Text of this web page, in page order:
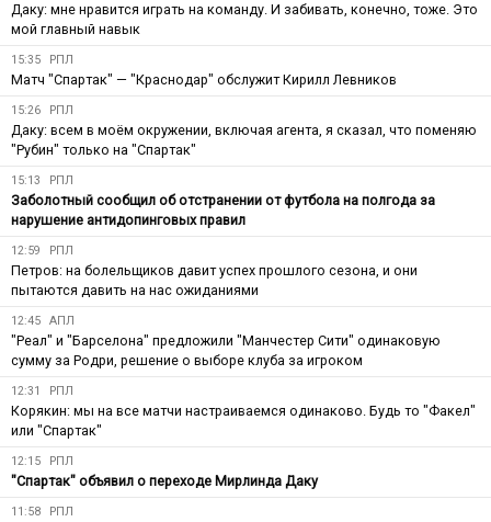
Даку: мне нравится играть на команду. И забивать, конечно, тоже. Это
мой главный навык
15:35 РПЛ
Матч "Спартак" — "Краснодар" обслужит Кирилл Левников
15:26 РПЛ
Даку: всем в моём окружении, включая агента, я сказал, что поменяю
"Рубин" только на "Спартак"
15:13 РПЛ
Заболотный сообщил об отстранении от футбола на полгода за
нарушение антидопинговых правил
12:59 РПЛ
Петров: на болельщиков давит успех прошлого сезона, и они
пытаются давить на нас ожиданиями
12:45 АПЛ
"Реал" и "Барселона" предложили "Манчестер Сити" одинаковую
сумму за Родри, решение о выборе клуба за игроком
12:31 РПЛ
Корякин: мы на все матчи настраиваемся одинаково. Будь то "Факел"
или "Спартак"
12:15 РПЛ
"Спартак" объявил о переходе Мирлинда Даку
11:58 РПЛ